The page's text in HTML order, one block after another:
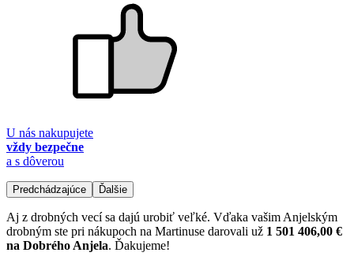
U nás nakupujete
vždy bezpečne
a s dôverou
Predchádzajúce Ďalšie
Aj z drobných vecí sa dajú urobiť veľké. Vďaka vašim Anjelským
drobným ste pri nákupoch na Martinuse darovali už 1 501 406,00 €
na Dobrého Anjela. Ďakujeme!